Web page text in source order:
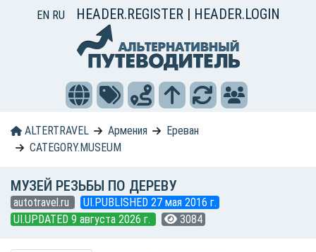
EN RU HEADER.REGISTER | HEADER.LOGIN
ALTERTRAVEL Армения
Ереван
CATEGORY.MUSEUM
МУЗЕЙ РЕЗЬБЫ ПО ДЕРЕВУ
autotravel.ru
UI.PUBLISHED 27 мая 2016 г.
UI.UPDATED 9 августа 2026 г.
3084